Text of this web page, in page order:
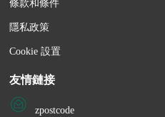
條款和條件
隱私政策
Cookie 設置
友情鏈接
zpostcode